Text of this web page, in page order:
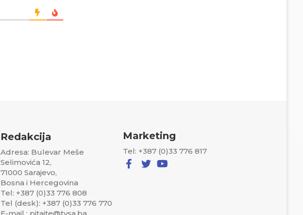
Redakcija
Adresa: Bulevar Meše
Selimovića 12,
71000 Sarajevo,
Bosna i Hercegovina
Tel: +387 (0)33 776 808
Tel (desk): +387 (0)33 776 770
Marketing
Tel: +387 (0)33 776 817